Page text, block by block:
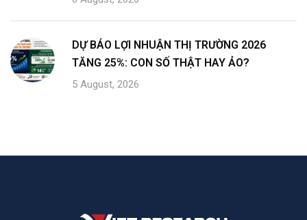
Đổi mới sáng tạo và Kinh doanh hiệu quả 2026
DỰ BÁO LỢI NHUẬN THỊ TRƯỜNG 2026 TĂNG 25%: CON SỐ
THẬT HAY ẢO?
10 NHÓM CÔNG VIỆC ĐỨNG TRƯỚC RỦI RO CẮT GIẢM NHÂN